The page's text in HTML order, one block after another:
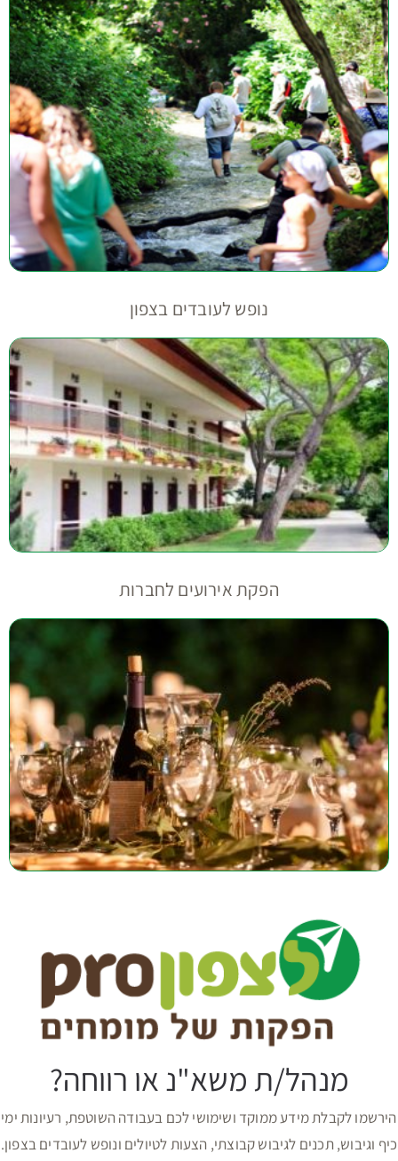
נופש לעובדים בצפון
הפקת אירועים לחברות
מנהל/ת משא"נ או רווחה?
הירשמו לקבלת מידע ממוקד ושימושי לכם בעבודה השוטפת, רעיונות ימי
כיף וגיבוש, תכנים לגיבוש קבוצתי, הצעות לטיולים ונופש לעובדים בצפון.